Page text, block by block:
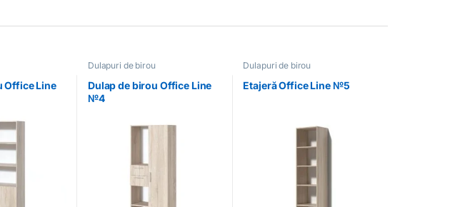
Office Line
Dulapuri de birou
Dulap de birou Office Line
№4
Dulapuri de birou
Etajeră Office Line №5